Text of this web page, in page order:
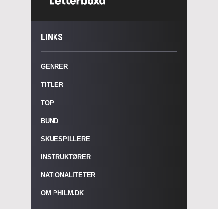
LINKS
GENRER
TITLER
TOP
BUND
SKUESPILLERE
INSTRUKTØRER
NATIONALITETER
OM PHILM.DK